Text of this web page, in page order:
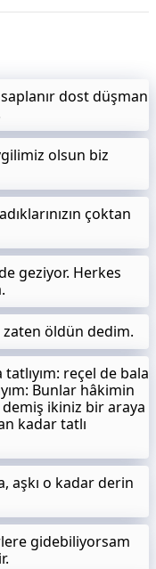
dost düşman
olsun biz
çoktan
geziyor. Herkes
öldün dedim.
reçel de bala
Bunlar hâkimin
demiş ikiniz bir araya
kadar tatlı
aşkı o kadar derin
gidebiliyorsam